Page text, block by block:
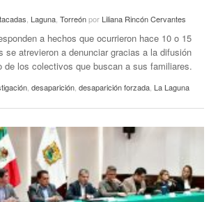
, Laguna, Torreónpor Liliana Rincón Cervantes
a hechos que ocurrieron hace 10 o 15
se atrevieron a denunciar gracias a la difusión
de los colectivos que buscan a sus familiares.
, desaparición, desaparición forzada, La Laguna